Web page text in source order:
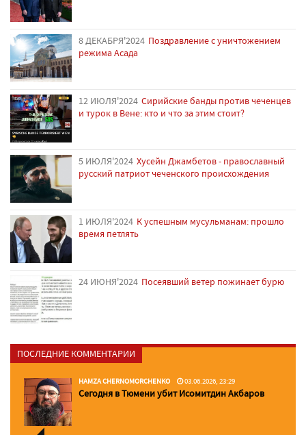
8 ДЕКАБРЯ'2024 Поздравление с уничтожением
режима Асада
12 ИЮЛЯ'2024 Сирийские банды против чеченцев
и турок в Вене: кто и что за этим стоит?
5 ИЮЛЯ'2024 Хусейн Джамбетов - православный
русский патриот чеченского происхождения
1 ИЮЛЯ'2024 К успешным мусульманам: прошло
время петлять
24 ИЮНЯ'2024 Посеявший ветер пожинает бурю
ПОСЛЕДНИЕ КОММЕНТАРИИ
HAMZA CHERNOMORCHENKO 03.06.2026, 23:29
Сегодня в Тюмени убит Исомитдин Акбаров